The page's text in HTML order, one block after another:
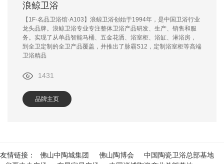
浪鲸卫浴
【1F·名品卫浴馆·A103】浪鲸卫浴创始于1994年，是中国卫浴行业
龙头品牌。浪鲸卫浴专业专注整体卫浴产品研发、生产、销售和服
务。实现了从单品智能马桶、五金花洒、浴室柜、浴缸、淋浴房，
到全卫定制的全卫产品覆盖，并推出了脉霸S12，定制浴室柜等高端
卫浴精品
1431
品牌主页
友情链接： 佛山中陶城集团 佛山陶博会
中国陶瓷卫浴总部基地